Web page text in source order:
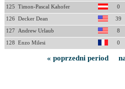
125 Timon-Pascal Kahofer 0
126 Decker Dean 39
127 Andrew Urlaub 8
128 Enzo Milesi 0
« poprzedni period